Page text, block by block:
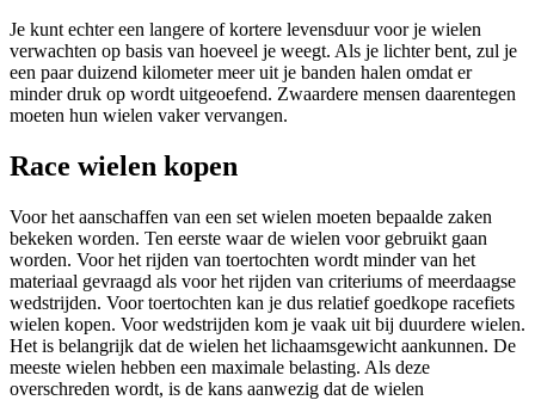
Je kunt echter een langere of kortere levensduur voor je wielen
verwachten op basis van hoeveel je weegt. Als je lichter bent, zul je
een paar duizend kilometer meer uit je banden halen omdat er
minder druk op wordt uitgeoefend. Zwaardere mensen daarentegen
moeten hun wielen vaker vervangen.
Race wielen kopen
Voor het aanschaffen van een set wielen moeten bepaalde zaken
bekeken worden. Ten eerste waar de wielen voor gebruikt gaan
worden. Voor het rijden van toertochten wordt minder van het
materiaal gevraagd als voor het rijden van criteriums of meerdaagse
wedstrijden. Voor toertochten kan je dus relatief goedkope racefiets
wielen kopen. Voor wedstrijden kom je vaak uit bij duurdere wielen.
Het is belangrijk dat de wielen het lichaamsgewicht aankunnen. De
meeste wielen hebben een maximale belasting. Als deze
overschreden wordt, is de kans aanwezig dat de wielen